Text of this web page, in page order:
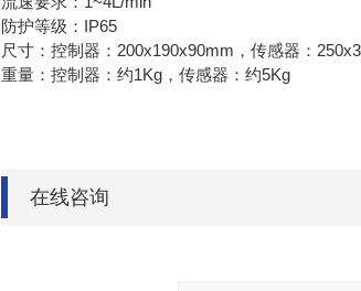
防护等级 ： IP65
尺寸 ： 控制器：200x190x90mm，传感器：
重量 ： 控制器：约1Kg，传感器：约5Kg
在线咨询